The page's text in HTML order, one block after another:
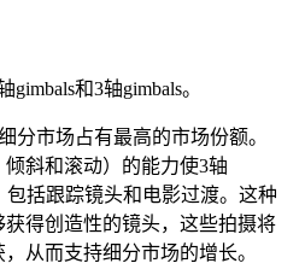
和3轴gimbals。
分市场占有最高的市场份额。
斜和滚动）的能力使3轴
包括跟踪镜头和电影过渡。这种
得创造性的镜头，这些拍摄将
从而支持细分市场的增长。